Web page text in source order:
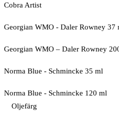
Cobra Artist
Georgian WMO - Daler Rowney 37
Georgian WMO – Daler Rowney
Norma Blue - Schmincke 35 ml
Norma Blue - Schmincke 120 ml
Oljefärg